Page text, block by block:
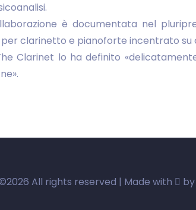
è documentata nel
clarinetto e pianoforte incentrato su
Clarinet lo ha definito
2026 All rights reserved | Made with by